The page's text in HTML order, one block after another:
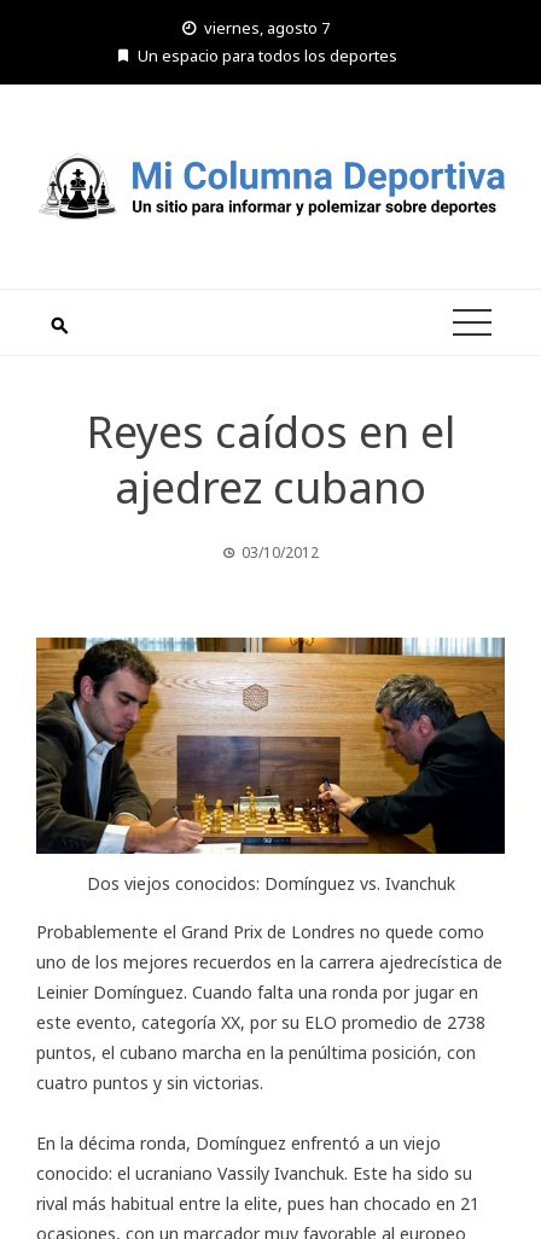
viernes, agosto 7
Un espacio para todos los deportes
Reyes caídos en el
ajedrez cubano
03/10/2012
Dos viejos conocidos: Domínguez vs. Ivanchuk
Probablemente el Grand Prix de Londres no quede como
uno de los mejores recuerdos en la carrera ajedrecística de
Leinier Domínguez. Cuando falta una ronda por jugar en
este evento, categoría XX, por su ELO promedio de 2738
puntos, el cubano marcha en la penúltima posición, con
cuatro puntos y sin victorias.
En la décima ronda, Domínguez enfrentó a un viejo
conocido: el ucraniano Vassily Ivanchuk. Este ha sido su
rival más habitual entre la elite, pues han chocado en 21
ocasiones, con un marcador muy favorable al europeo